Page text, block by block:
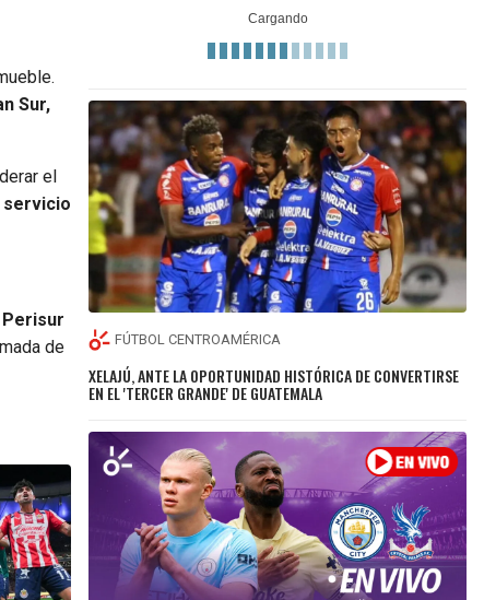
Sur,
el
servicio
de
FÚTBOL CENTROAMÉRICA
XELAJÚ, ANTE LA OPORTUNIDAD HISTÓRICA DE CONVERTIRSE
EN EL 'TERCER GRANDE' DE GUATEMALA